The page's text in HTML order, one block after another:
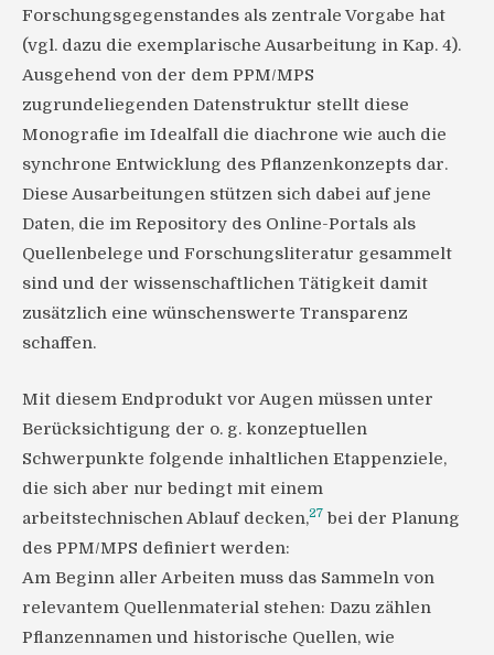
Forschungsgegenstandes als zentrale Vorgabe hat
(vgl. dazu die exemplarische Ausarbeitung in Kap. 4).
Ausgehend von der dem PPM/MPS
zugrundeliegenden Datenstruktur stellt diese
Monografie im Idealfall die diachrone wie auch die
synchrone Entwicklung des Pflanzenkonzepts dar.
Diese Ausarbeitungen stützen sich dabei auf jene
Daten, die im Repository des Online-Portals als
Quellenbelege und Forschungsliteratur gesammelt
sind und der wissenschaftlichen Tätigkeit damit
zusätzlich eine wünschenswerte Transparenz
schaffen.
Mit diesem Endprodukt vor Augen müssen unter
Berücksichtigung der o. g. konzeptuellen
Schwerpunkte folgende inhaltlichen Etappenziele,
die sich aber nur bedingt mit einem
arbeitstechnischen Ablauf decken,27 bei der Planung
des PPM/MPS definiert werden:
Am Beginn aller Arbeiten muss das Sammeln von
relevantem Quellenmaterial stehen: Dazu zählen
Pflanzennamen und historische Quellen, wie